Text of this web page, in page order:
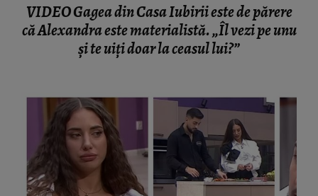
VIDEO Gagea din Casa Iubirii este de părere
că Alexandra este materialistă. „Îl vezi pe unu
și te uiți doar la ceasul lui?”